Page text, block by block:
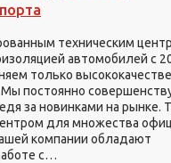
техническим
автомобилей с
только
постоянно
за новинками на рынке.
для множества
компании обладают
с…